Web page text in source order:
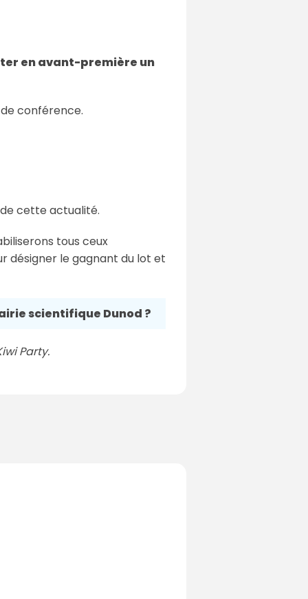
en avant-première un
conférence.
cette actualité.
tous ceux
désigner le gagnant du lot et
scientifique Dunod ?
Party.